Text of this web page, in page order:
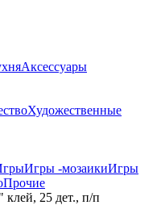
Аксессуары
Художественные
Игры -мозаикиИгры
Прочие
клей, 25 дет., п/п